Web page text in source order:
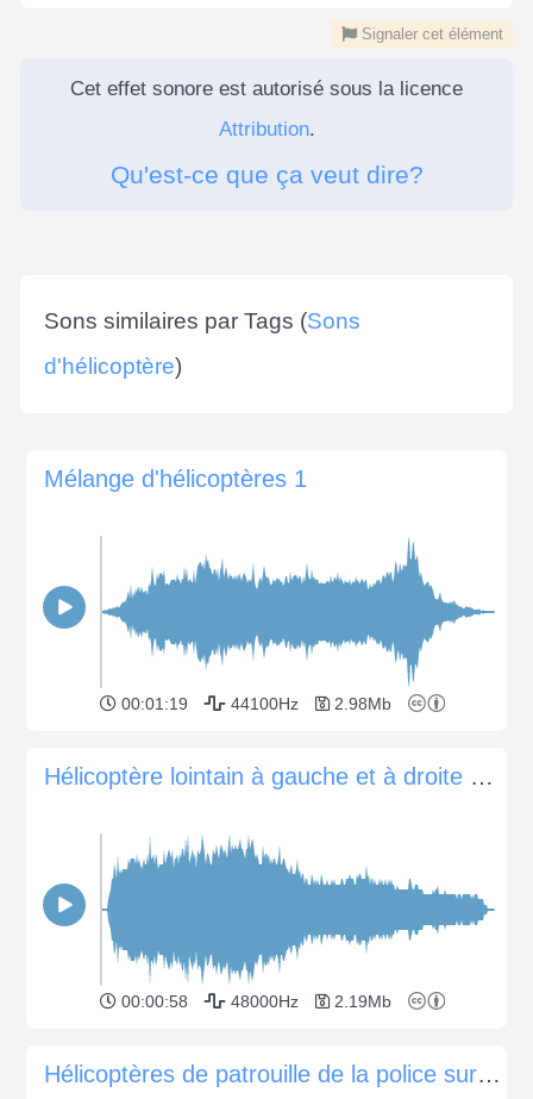
Signaler cet élément
Cet effet sonore est autorisé sous la licence
Attribution.
Qu'est-ce que ça veut dire?
Sons similaires par Tags (Sons
d'hélicoptère)
Mélange d'hélicoptères 1
00:01:19 44100Hz 2.98Mb
Hélicoptère lointain à gauche et à droite en stéréo
00:00:58 48000Hz 2.19Mb
Hélicoptères de patrouille de la police survolant la ville